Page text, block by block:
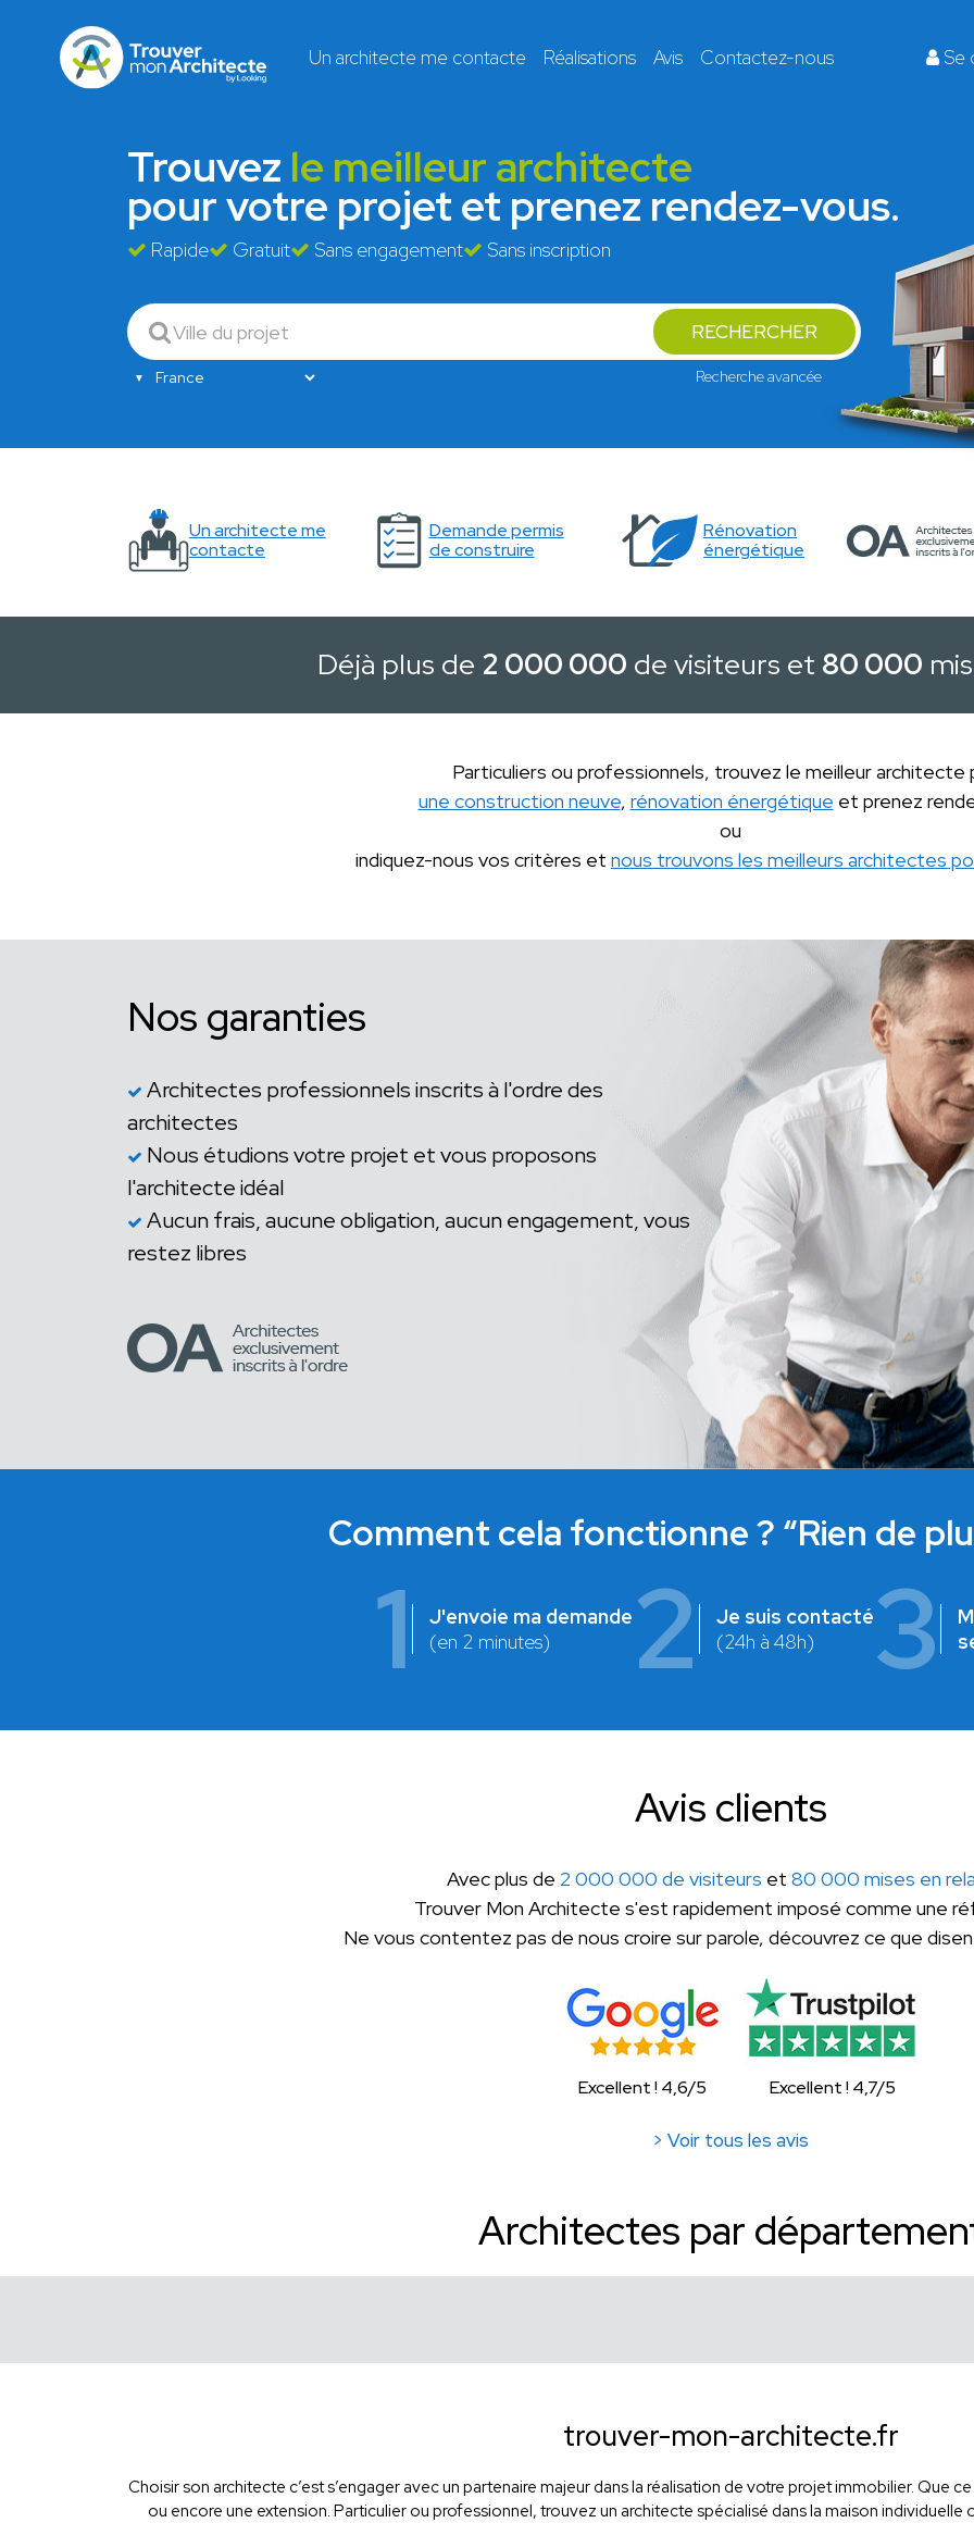
Un architecte me contacte Réalisations Avis Contactez-nous Se
Trouvez le meilleur architecte
pour votre projet et prenez rendez-vous.
Rapide Gratuit Sans engagement Sans inscription
RECHERCHER
Recherche avancée
Un architecte me
contacte
Demande permis
de construire
Rénovation
énergétique
Déjà plus de 2 000 000 de visiteurs et 80 000
Particuliers ou professionnels, trouvez le meilleur architecte
une construction neuve, rénovation énergétique et prenez
ou
indiquez-nous vos critères et nous trouvons les meilleurs architectes
Nos garanties
Architectes professionnels inscrits à l'ordre des
architectes
Nous étudions votre projet et vous proposons
l'architecte idéal
Aucun frais, aucune obligation, aucun engagement, vous
restez libres
Comment cela fonctionne ? “Rien de
1
J'envoie ma demande
(en 2 minutes)
2
Je suis contacté
(24h à 48h)
3
Avis clients
Avec plus de 2 000 000 de visiteurs et 80 000 mises en
Trouver Mon Architecte s'est rapidement imposé comme une
Ne vous contentez pas de nous croire sur parole, découvrez ce que
Excellent ! 4,6/5 Excellent ! 4,7/5
> Voir tous les avis
Architectes par
trouver-mon-architecte.fr
Choisir son architecte c’est s’engager avec un partenaire majeur dans la réalisation de votre projet immobilier. Que
ou encore une extension. Particulier ou professionnel, trouvez un architecte spécialisé dans la maison